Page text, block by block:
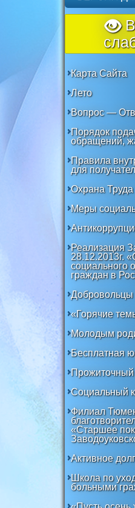
Карта Сайта
Лето
Вопрос —
Порядок
обращений,
Правила
для
Охрана Труда
Меры
Реализация
28.12.2013г.
социального
граждан в
«Горячие
Молодым
Бесплатная
Социальный
Филиал
«Старшее
Активное
Школа по
больными